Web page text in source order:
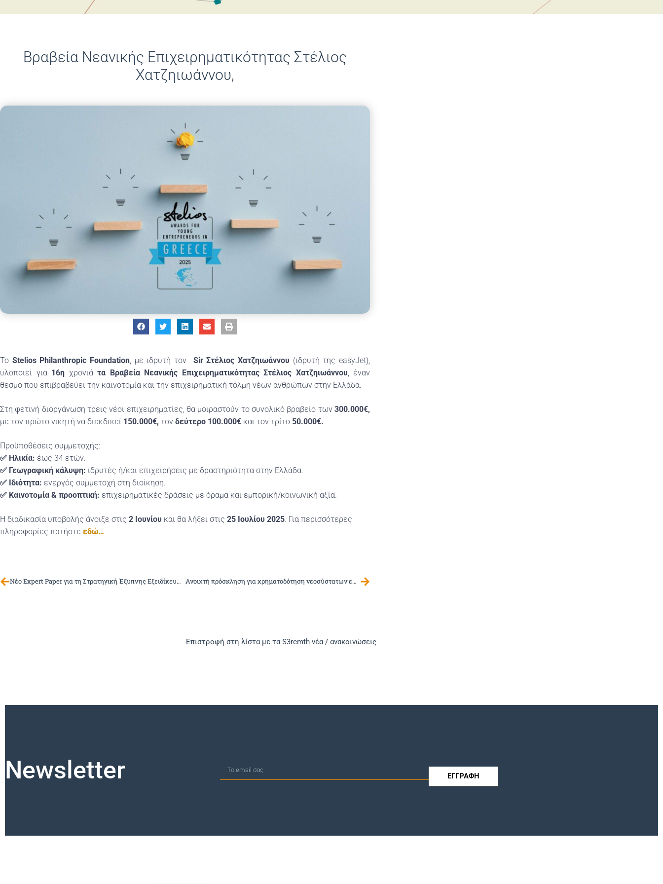
Βραβεία Νεανικής Επιχειρηματικότητας Στέλιος
Χατζηιωάννου,
Το Stelios Philanthropic Foundation , με ιδρυτή τον Sir Στέλιος Χατζηιωάννου (ιδρυτή της easyJet),
υλοποιεί για 16η χρονιά τα Βραβεία Νεανικής Επιχειρηματικότητας Στέλιος Χατζηιωάννου , έναν
θεσμό που επιβραβεύει την καινοτομία και την επιχειρηματική τόλμη νέων ανθρώπων στην Ελλάδα.
Στη φετινή διοργάνωση τρεις νέοι επιχειρηματίες, θα μοιραστούν το συνολικό βραβείο των 300.000€,
με τον πρώτο νικητή να διεκδικεί 150.000€, τον δεύτερο 100.000€ και τον τρίτο 50.000€.
Προϋποθέσεις συμμετοχής:
✅ Ηλικία: έως 34 ετών.
✅ Γεωγραφική κάλυψη: ιδρυτές ή/και επιχειρήσεις με δραστηριότητα στην Ελλάδα.
✅ Ιδιότητα: ενεργός συμμετοχή στη διοίκηση.
✅ Καινοτομία & προοπτική: επιχειρηματικές δράσεις με όραμα και εμπορική/κοινωνική αξία.
Η διαδικασία υποβολής άνοιξε στις 2 Ιουνίου και θα λήξει στις 25 Ιουλίου 2025. Για περισσότερες
πληροφορίες πατήστε εδώ…
Νέο Expert Paper για τη Στρατηγική Έξυπνης Εξειδίκευσης (S3) Ανοιχτή πρόσκληση για χρηματοδότηση νεοσύστατων επιχειρήσεων με επικεφαλής γυναίκες
Επιστροφή στη λίστα με τα S3remth νέα / ανακοινώσεις
Newsletter ΕΓΓΡΑΦΗ